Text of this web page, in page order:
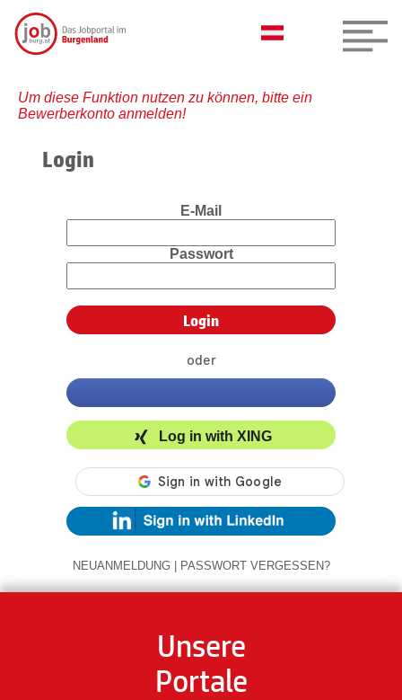
Um diese Funktion nutzen zu können, bitte ein
Bewerberkonto anmelden!
Login
E-Mail
Passwort
oder
Log in with XING
NEUANMELDUNG | PASSWORT VERGESSEN?
Unsere
Portale